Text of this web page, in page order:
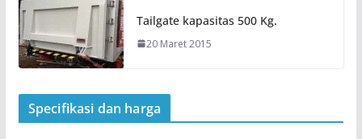
Tailgate kapasitas 500 Kg.
20 Maret 2015
Specifikasi dan harga